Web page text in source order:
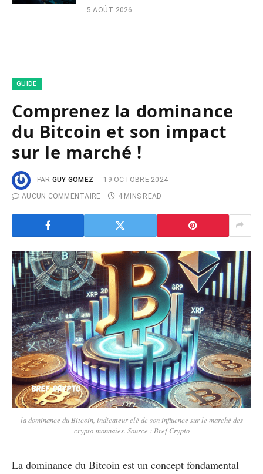
5 AOÛT 2026
GUIDE
Comprenez la dominance
du Bitcoin et son impact
sur le marché !
PAR GUY GOMEZ
19 OCTOBRE 2024
AUCUN COMMENTAIRE
4 MINS READ
la dominance du Bitcoin, indicateur clé de son influence sur le marché des
crypto-monnaies. Source : Bref Crypto
La dominance du Bitcoin est un concept fondamental